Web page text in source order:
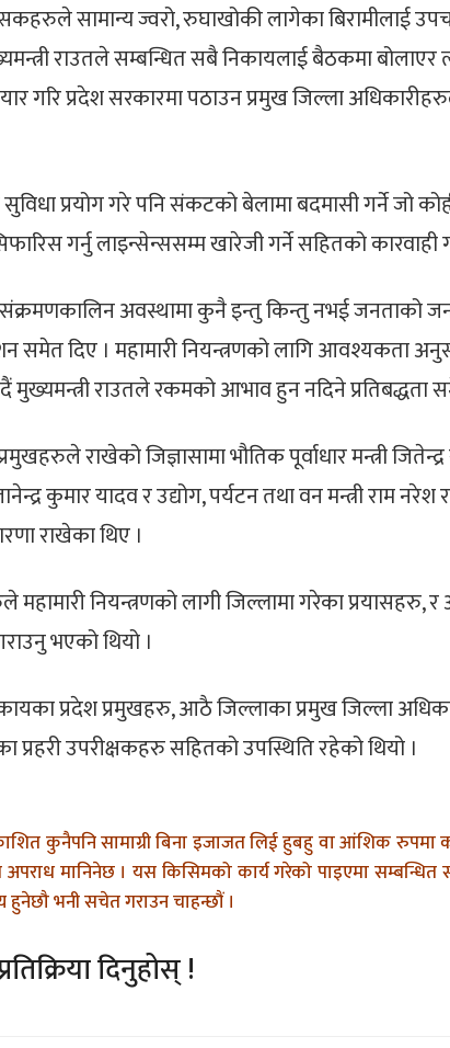
सामान्य ज्वरो, रुघाखोकी लागेका बिरामीलाई
राउतले सम्बन्धित सबै निकायलाई बैठकमा बोलाएर
गरि प्रदेश सरकारमा पठाउन प्रमुख जिल्ला
प्रयोग गरे पनि संकटको बेलामा बदमासी गर्ने जो
गर्नु लाइन्सेन्ससम्म खारेजी गर्ने सहितको कारवाही
अवस्थामा कुनै इन्तु किन्तु नभई जनताको
समेत दिए । महामारी नियन्त्रणको लागि आवश्यकता
मुख्यमन्त्री राउतले रकमको आभाव हुन नदिने प्रतिबद्धता
राखेको जिज्ञासामा भौतिक पूर्वाधार मन्त्री
कुमार यादव र उद्योग, पर्यटन तथा वन मन्त्री राम
राखेका थिए ।
नियन्त्रणको लागी जिल्लामा गरेका प्रयासहरु, र
भएको थियो ।
प्रदेश प्रमुखहरु, आठै जिल्लाका प्रमुख जिल्ला
प्रहरी उपरीक्षकहरु सहितको उपस्थिति रहेको थियो ।
कुनैपनि सामाग्री बिना इजाजत लिई हुबहु वा आंशिक रुपमा
अपराध मानिनेछ । यस किसिमको कार्य गरेको पाइएमा सम्बन्धित
हुनेछौ भनी सचेत गराउन चाहन्छौं ।
दिनुहोस् !